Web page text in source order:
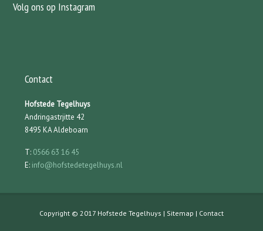
Volg ons op Instagram
Contact
Hofstede Tegelhuys
Andringastrjitte 42
8495 KA Aldeboarn
T: 0566 63 16 45
E: info@hofstedetegelhuys.nl
Copyright © 2017 Hofstede Tegelhuys | Sitemap | Contact